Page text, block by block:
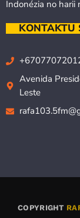
Indonézia no harii
KONTAKTU
Avenida
Leste
COPYRIGHT